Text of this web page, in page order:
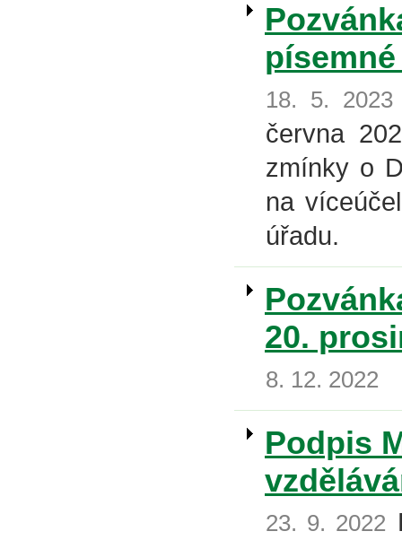
18. 5. 2023
června
zmínky o
na
úřadu.
20.
8. 12. 2022
Podpis
23. 9. 2022